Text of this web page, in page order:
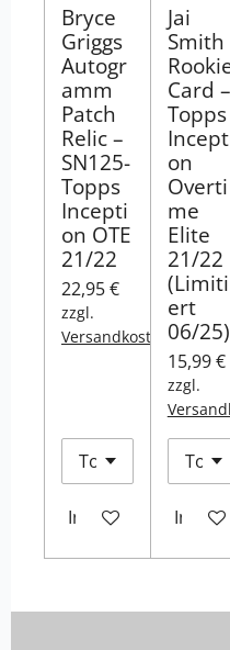
Bryce
Griggs
Autogr
amm
Patch
Relic –
SN125-
Topps
Incepti
on OTE
21/22
22,95 €
zzgl.
Versandkosten
In den Warenkorb
Jai
Smith
Card –
Topps
on
Overti
me
Elite
21/22
(Limiti
ert
06/25)
15,99 €
zzgl.
In